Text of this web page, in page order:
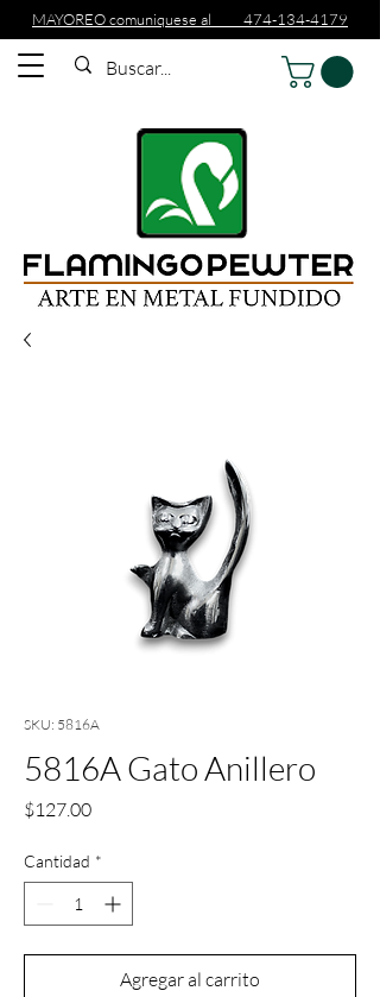
MAYOREO comuniquese al 474-134-4179
SKU: 5816A
5816A Gato Anillero
$127.00Precio
Cantidad *
Agregar al carrito